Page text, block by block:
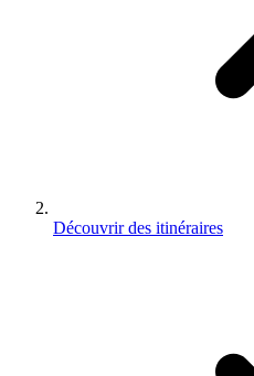
Découvrir des itinéraires